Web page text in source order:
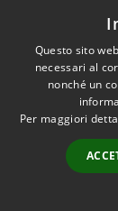
Accessibilità
Questo sito
necessari al
nonché un
Per maggiori